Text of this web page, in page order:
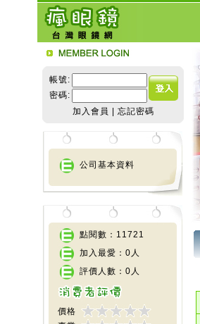
帳號:
密碼:
加入會員
忘記密碼
公司基本資料
點閱數：11721
加入最愛：0人
評價人數：0人
價格